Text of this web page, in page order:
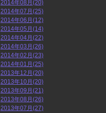
2014年08月(20)
2014年07月(25)
2014年06月(12)
2014年05月(14)
2014年04月(22)
2014年03月(26)
2014年02月(23)
2014年01月(25)
2013年12月(20)
2013年10月(20)
2013年09月(21)
2013年08月(26)
2013年07月(27)